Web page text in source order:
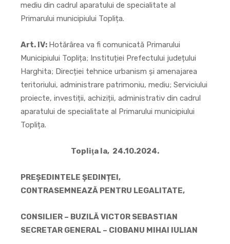
mediu din cadrul aparatului de specialitate al
Primarului municipiului Toplița.
Art. IV: Hotărârea va fi comunicată Primarului
Municipiului Toplița; Instituției Prefectului județului
Harghita; Direcției tehnice urbanism și amenajarea
teritoriului, administrare patrimoniu, mediu; Serviciului
proiecte, investiții, achiziții, administrativ din cadrul
aparatului de specialitate al Primarului municipiului
Toplița.
Topliţa la, 24.10.2024.
PREȘEDINTELE ȘEDINȚEI,
CONTRASEMNEAZĂ PENTRU LEGALITATE,
CONSILIER – BUZILĂ VICTOR SEBASTIAN
SECRETAR GENERAL – CIOBANU MIHAI IULIAN